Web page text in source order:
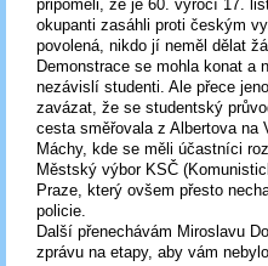
připoměli, že je 60. výročí 17.
okupanti zasáhli proti českým
povolená, nikdo jí neměl dělat
Demonstrace se mohla konat a
nezávislí studenti. Ale přece
zavázat, že se studentský
cesta směřovala z Albertova na
Máchy, kde se měli účastníci
Městský výbor KSČ
Praze, který ovšem přesto
policie.
Další přenechávám Miroslavu
zprávu na etapy, aby vám